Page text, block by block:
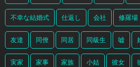
不幸な結婚式 仕返し 会社 修羅場
友達 同僚 同居 同級生 嘘
実家 家事 家族 小姑 彼女